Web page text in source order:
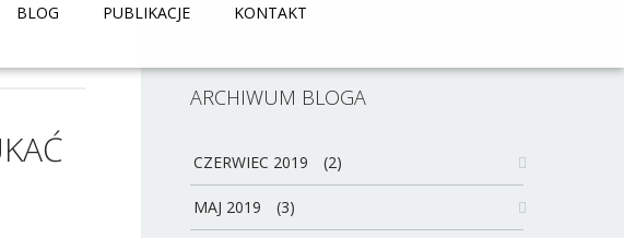
BLOG PUBLIKACJE KONTAKT
ARCHIWUM BLOGA
CZERWIEC 2019 (2)
MAJ 2019 (3)